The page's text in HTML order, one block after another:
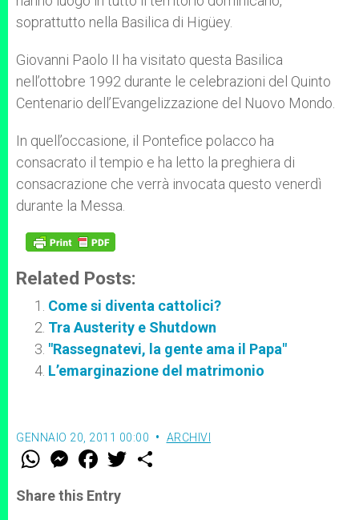
soprattutto nella Basilica di Higüey.
Giovanni Paolo II ha visitato questa Basilica
nell’ottobre 1992 durante le celebrazioni del Quinto
Centenario dell’Evangelizzazione del Nuovo Mondo.
In quell’occasione, il Pontefice polacco ha
consacrato il tempio e ha letto la preghiera di
consacrazione che verrà invocata questo venerdì
durante la Messa.
Related Posts:
Come si diventa cattolici?
Tra Austerity e Shutdown
"Rassegnatevi, la gente ama il Papa"
L’emarginazione del matrimonio
GENNAIO 20, 2011 00:00 ARCHIVI
W
t
s
M
e
s
e
F
a
e
b
w
Share this Entry